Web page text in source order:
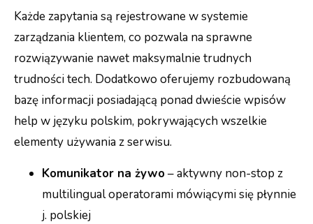
Każde zapytania są rejestrowane w systemie
zarządzania klientem, co pozwala na sprawne
rozwiązywanie nawet maksymalnie trudnych
trudności tech. Dodatkowo oferujemy rozbudowaną
bazę informacji posiadającą ponad dwieście wpisów
help w języku polskim, pokrywających wszelkie
elementy używania z serwisu.
Komunikator na żywo– aktywny non-stop z
multilingual operatorami mówiącymi się płynnie
j. polskiej